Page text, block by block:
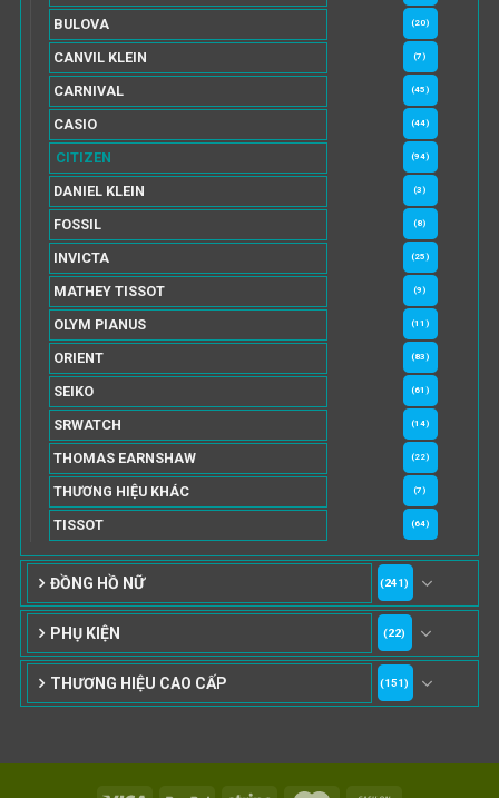
BULOVA (20)
CANVIL KLEIN (7)
CARNIVAL (45)
CASIO (44)
CITIZEN (94)
DANIEL KLEIN (3)
FOSSIL (8)
INVICTA (25)
MATHEY TISSOT (9)
OLYM PIANUS (11)
ORIENT (83)
SEIKO (61)
SRWATCH (14)
THOMAS EARNSHAW (22)
THƯƠNG HIỆU KHÁC (7)
TISSOT (64)
ĐỒNG HỒ NỮ (241)
PHỤ KIỆN (22)
THƯƠNG HIỆU CAO CẤP (151)